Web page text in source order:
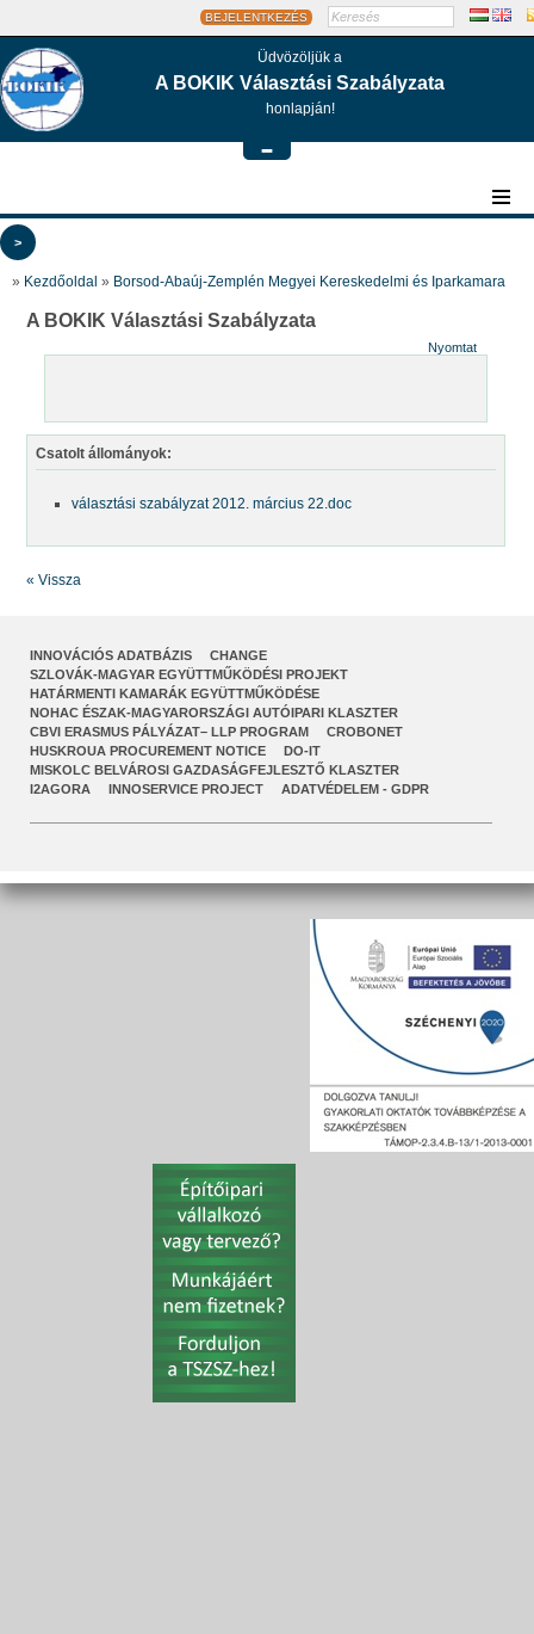
BEJELENTKEZÉS
Üdvözöljük a
A BOKIK Választási Szabályzata
honlapján!
-
>
» Kezdőoldal » Borsod-Abaúj-Zemplén Megyei Kereskedelmi és Iparkamara
A BOKIK Választási Szabályzata
Nyomtat
Csatolt állományok:
választási szabályzat 2012. március 22.doc
« Vissza
INNOVÁCIÓS ADATBÁZIS
CHANGE
SZLOVÁK-MAGYAR EGYÜTTMŰKÖDÉSI PROJEKT
HATÁRMENTI KAMARÁK EGYÜTTMŰKÖDÉSE
NOHAC ÉSZAK-MAGYARORSZÁGI AUTÓIPARI KLASZTER
CBVI ERASMUS PÁLYÁZAT– LLP PROGRAM
CROBONET
HUSKROUA PROCUREMENT NOTICE
DO-IT
MISKOLC BELVÁROSI GAZDASÁGFEJLESZTŐ KLASZTER
I2AGORA
INNOSERVICE PROJECT ADATVÉDELEM - GDPR